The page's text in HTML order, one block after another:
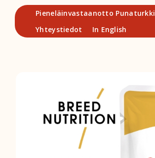
Hyppää
sisältöön
Pieneläinvastaanotto Punaturkki
Yhteystiedot
In English